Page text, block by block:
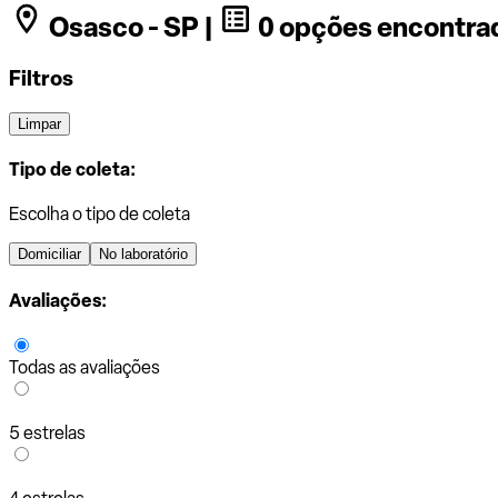
Osasco - SP | 0 opções
Filtros
Limpar
Tipo de coleta:
Escolha o tipo de coleta
Domiciliar No laboratório
Avaliações:
Todas as avaliações
5 estrelas